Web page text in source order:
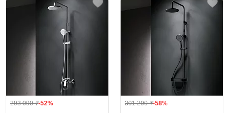
293 090₸-52% 301 290₸-58%